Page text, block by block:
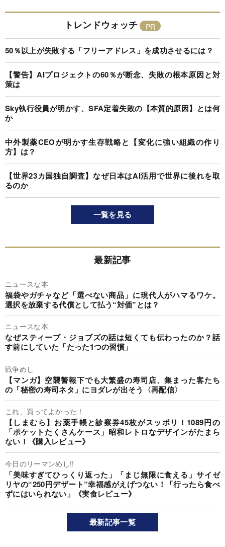
トレンドウォッチ
50％以上が失敗する「フリーアドレス」を成功させるには？
【警告】AIプロジェクトの60％が断念、失敗の根本原因と対
策は
Sky執行役員が明かす、SFA定着失敗の【本質的原因】とは何
か
中外製薬CEOが明かす生存戦略と【変化に強い組織の作り
方】は？
【世界23カ国独自調査】なぜ日本はAI活用で世界に後れを取
るのか
一覧を見る
最新記事
ニュースな本
福袋やガチャなど「選べない商品」に現代人がハマるワケ。
選択を放棄する代償として払う“対価”とは？
ニュースな本
なぜスティーブ・ジョブズの話は短くても伝わったのか？話
す前にしていた「たった1つの習慣」
戦争めし
【マンガ】空襲警報下でも大繁盛の寿司店、集まった客たち
の「秘密の寿司ネタ」にヨダレが出そう〈再配信〉
これ、買ってよかった！
【しまむら】お薬手帳と診察券45枚がスッポリ！1089円の
「ポケットたくさんケース」昭和レトロなデザインがたまら
ない！《購入レビュー》
今日のリーマンめし!!
「美味すぎてひっくり返った」「まじ無限に食える」サイゼ
リヤの“250円デザート”幸福感がえげつない！「行ったら食べ
ずにはいられない」《実食レビュー》
最新記事一覧